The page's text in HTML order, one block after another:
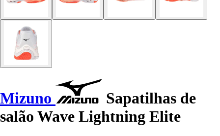
Mizuno
Sapatilhas de
salão Wave Lightning Elite